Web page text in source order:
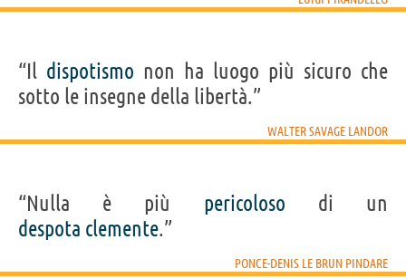
“Il dispotismo non ha luogo più sicuro che
sotto le insegne della libertà.”
WALTER SAVAGE LANDOR
“Nulla è più pericoloso di un
despota clemente.”
PONCE-DENIS LE BRUN PINDARE